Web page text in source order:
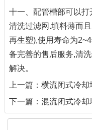
十一、配管槽部可以
清洗过滤网.填料薄而
再生塑),使用寿命为
备完善的售后服务,清
解决。
上一篇： 横流闭式冷却
下一篇： 混流闭式冷却